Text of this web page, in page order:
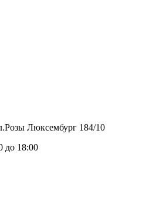
Люксембург 184/10
до 18:00